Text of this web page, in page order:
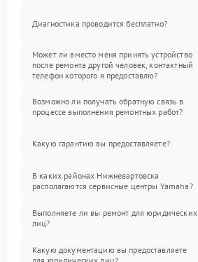
Диагностика проводится бесплатно?
Может ли вместо меня принять устройство
после ремонта другой человек, контактный
телефон которого я предоставлю?
Возможно ли получать обратную связь в
процессе выполнения ремонтных работ?
Какую гарантию вы предоставляете?
В каких районах Нижневартовска
располагаются сервисные центры Yamaha?
Выполняете ли вы ремонт для юридических
лиц?
Какую документацию вы предоставляете
для юридических лиц?